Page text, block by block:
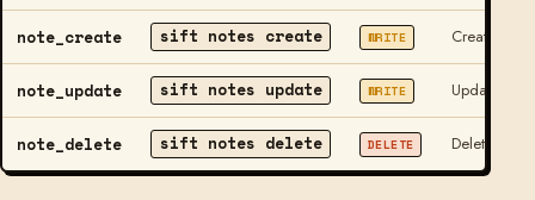
note_create sift notes create WRITE Create a
note_update sift notes update WRITE Update
note_delete sift notes delete DELETE Delete a